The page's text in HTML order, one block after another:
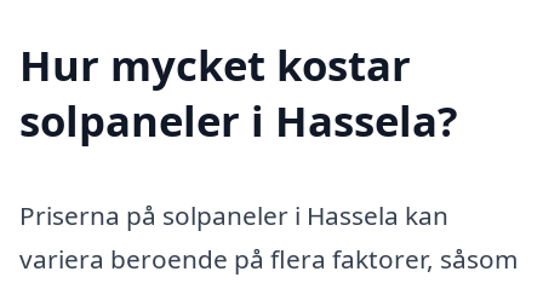
Hur mycket kostar
solpaneler i Hassela?
Priserna på solpaneler i Hassela kan
variera beroende på flera faktorer, såsom